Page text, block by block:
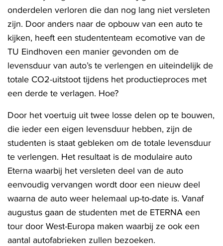
onderdelen verloren die dan nog lang niet versleten
zijn. Door anders naar de opbouw van een auto te
kijken, heeft een studententeam ecomotive van de
TU Eindhoven een manier gevonden om de
levensduur van auto’s te verlengen en uiteindelijk de
totale CO2-uitstoot tijdens het productieproces met
een derde te verlagen. Hoe?
Door het voertuig uit twee losse delen op te bouwen,
die ieder een eigen levensduur hebben, zijn de
studenten is staat gebleken om de totale levensduur
te verlengen. Het resultaat is de modulaire auto
Eterna waarbij het versleten deel van de auto
eenvoudig vervangen wordt door een nieuw deel
waarna de auto weer helemaal up-to-date is. Vanaf
augustus gaan de studenten met de ETERNA een
tour door West-Europa maken waarbij ze ook een
aantal autofabrieken zullen bezoeken.